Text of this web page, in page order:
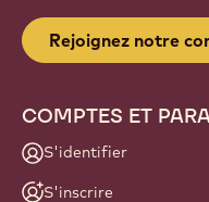
Rejoignez notre
COMPTES ET
S'identifier
S'inscrire